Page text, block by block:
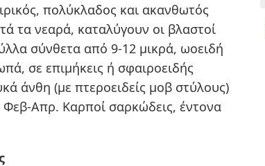
πολύκλαδος και ακανθωτός
τα νεαρά, καταλύγουν οι βλαστοί
σύνθετα από 9-12 μικρά, ωοειδή
σε επιμήκεις ή σφαιροειδής
άνθη (με πτεροειδείς μοβ στύλους)
Απρ. Καρποί σαρκώδεις, έντονα